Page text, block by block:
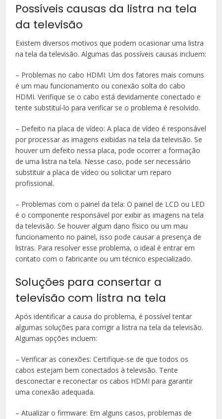
Possíveis causas da listra na tela
da televisão
Existem diversos motivos que podem ocasionar uma listra
na tela da televisão. Algumas das possíveis causas incluem:
– Problemas no cabo HDMI: Um dos fatores mais comuns
é um mau funcionamento ou conexão solta do cabo
HDMI. Verifique se o cabo está devidamente conectado e
tente substituí-lo para verificar se o problema é resolvido.
– Defeito na placa de vídeo: A placa de vídeo é responsável
por processar as imagens exibidas na tela da televisão. Se
houver um defeito nessa placa, pode ocorrer a formação
de uma listra na tela. Nesse caso, pode ser necessário
substituir a placa de vídeo ou solicitar um reparo
profissional.
– Problemas com o painel da tela: O painel de LCD ou LED
é o componente responsável por exibir as imagens na tela
da televisão. Se houver algum dano físico ou um mau
funcionamento no painel, isso pode causar a presença de
listras. Para resolver esse problema, o ideal é entrar em
contato com o fabricante ou um técnico especializado.
Soluções para consertar a
televisão com listra na tela
Após identificar a causa do problema, é possível tentar
algumas soluções para corrigir a listra na tela da televisão.
Algumas opções incluem:
– Verificar as conexões: Certifique-se de que todos os
cabos estejam bem conectados à televisão. Tente
desconectar e reconectar os cabos HDMI para garantir
uma conexão adequada.
– Atualizar o firmware: Em alguns casos, problemas de